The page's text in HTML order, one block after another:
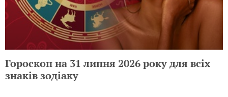
Гороскоп на 31 липня 2026 року для всіх
знаків зодіаку